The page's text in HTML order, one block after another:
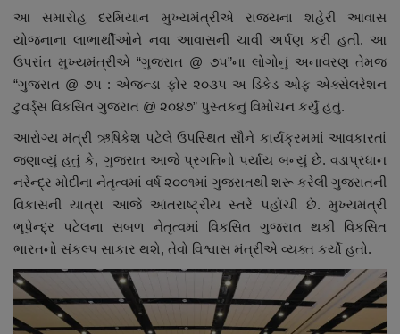
આ સમારોહ દરમિયાન મુખ્યમંત્રીએ રાજ્યના શહેરી આવાસ
યોજનાના લાભાર્થીઓને નવા આવાસની ચાવી અર્પણ કરી હતી. આ
ઉપરાંત મુખ્યમંત્રીએ “ગુજરાત @ ૭૫”ના લોગોનું અનાવરણ તેમજ
“ગુજરાત @ ૭૫ : એજન્ડા ફોર ૨૦૩૫ અ ડિકેડ ઓફ એક્સેલરેશન
ટુવર્ડ્સ વિકસિત ગુજરાત @ ૨૦૪૭” પુસ્તકનું વિમોચન કર્યું હતું.
આરોગ્ય મંત્રી ઋષિકેશ પટેલે ઉપસ્થિત સૌને કાર્યક્રમમાં આવકારતાં
જણાવ્યું હતું કે, ગુજરાત આજે પ્રગતિનો પર્યાય બન્યું છે. વડાપ્રધાન
નરેન્દ્ર મોદીના નેતૃત્વમાં વર્ષ ૨૦૦૧માં ગુજરાતથી શરૂ કરેલી ગુજરાતની
વિકાસની યાત્રા આજે આંતરાષ્ટ્રીય સ્તરે પહોંચી છે. મુખ્યમંત્રી
ભૂપેન્દ્ર પટેલના સબળ નેતૃત્વમાં વિકસિત ગુજરાત થકી વિકસિત
ભારતનો સંકલ્પ સાકાર થશે, તેવો વિશ્વાસ મંત્રીએ વ્યક્ત કર્યો હતો.